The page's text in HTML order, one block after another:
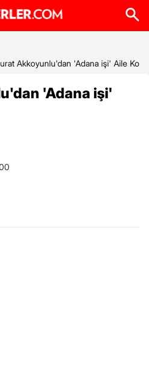
Akkoyunlu'dan 'Adana işi' Aile
'Adana işi'